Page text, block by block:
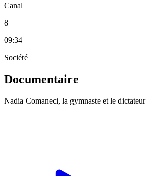
Canal
8
09:34
Société
Documentaire
Nadia Comaneci, la gymnaste et le dictateur